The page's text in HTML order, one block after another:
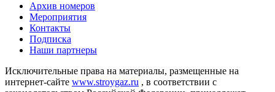
Архив номеров
Мероприятия
Контакты
Подписка
Наши партнеры
Исключительные права на материалы, размещенные на
интернет-сайте www.stroygaz.ru , в соответствии с